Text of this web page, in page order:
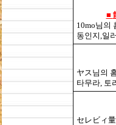
■
10mo님의
동인지,일
ヤス님의
타무라, 토
セレビィ